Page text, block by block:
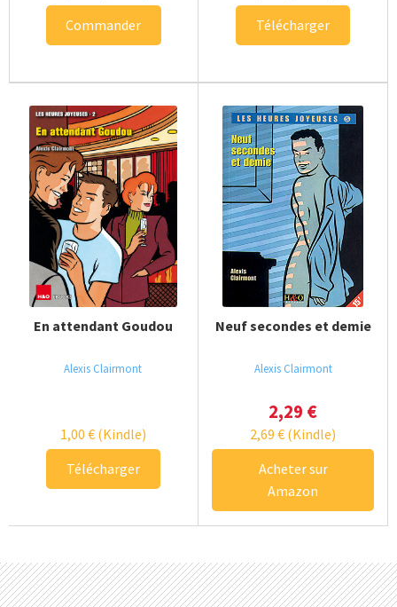
Commander
Télécharger
En attendant Goudou
Alexis Clairmont
1,00 €(Kindle)
Télécharger
Neuf secondes et demie
Alexis Clairmont
2,29 €
2,69€ (Kindle)
Acheter sur
Amazon